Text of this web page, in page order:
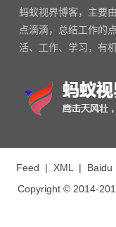
蚂蚁视界博客，主要
点滴滴，总结工作的
活、工作、学习，有机
Feed | XML| Baidu
Copyright © 2014-